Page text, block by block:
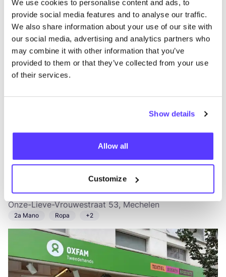
We use cookies to personalise content and ads, to
provide social media features and to analyse our traffic.
We also share information about your use of our site with
our social media, advertising and analytics partners who
may combine it with other information that you’ve
provided to them or that they’ve collected from your use
of their services.
Show details
Allow all
Customize
Kibibi
Joyería Accesorios
like
Oxfam Mechelen
Onze-Lieve-Vrouwestraat 53, Mechelen
2a Mano Ropa +2
like